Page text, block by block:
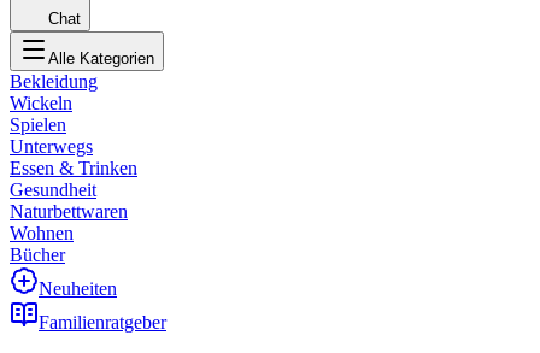
Chat
Alle Kategorien
Bekleidung
Wickeln
Spielen
Unterwegs
Essen & Trinken
Gesundheit
Naturbettwaren
Wohnen
Bücher
Neuheiten
Familienratgeber